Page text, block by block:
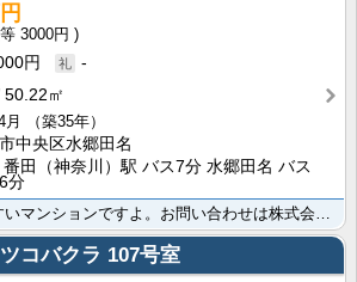
3000円
円
-
50.22㎡
月
（築35年）
中央区水郷田名
田（神奈川）駅 バス7分 水郷田名 バス
分
コバクラ 107号室